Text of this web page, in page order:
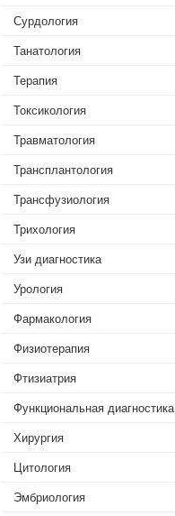
Сурдология
Танатология
Терапия
Токсикология
Травматология
Трансплантология
Трансфузиология
Трихология
Узи диагностика
Урология
Фармакология
Физиотерапия
Фтизиатрия‎
Функциональная диагностика
Хирургия‎
Цитология
Эмбриология